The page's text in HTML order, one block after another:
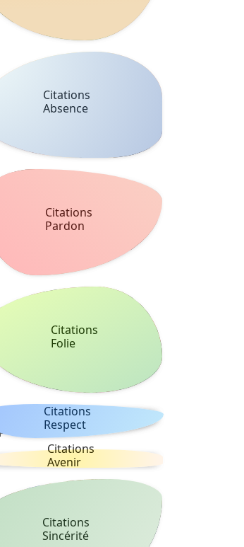
Citations
Absence
Citations
Pardon
Citations
Folie
Citations
Respect
Citations
Avenir
Citations
Sincérité